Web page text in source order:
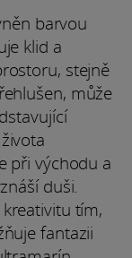
barvou
klid a
stejně
může
při východu a
duši.
tím,
fantazii